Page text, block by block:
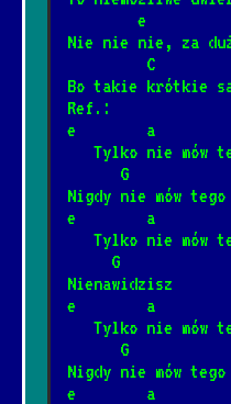
Lewe lewe loff
11/20/2024[Kult]
Ale to już
6/25/2025
1/12/2025
* Ciasto
[Oskar
e
Nie nie nie, za
C
Bo takie krótkie
Ref.:
e        a
Tylko nie mów
G
Nigdy nie mów tego
e        a
Tylko nie mów
     G
Nienawidzisz
e        a
Tylko nie mów
G
Nigdy nie mów tego
e        a